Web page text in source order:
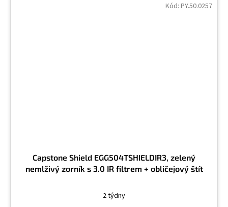
Capstone Shield EGG504TSHIELDIR3, zelený
nemlživý zorník s 3.0 IR filtrem + obličejový štít
2 týdny
Kód: PY.50.0257